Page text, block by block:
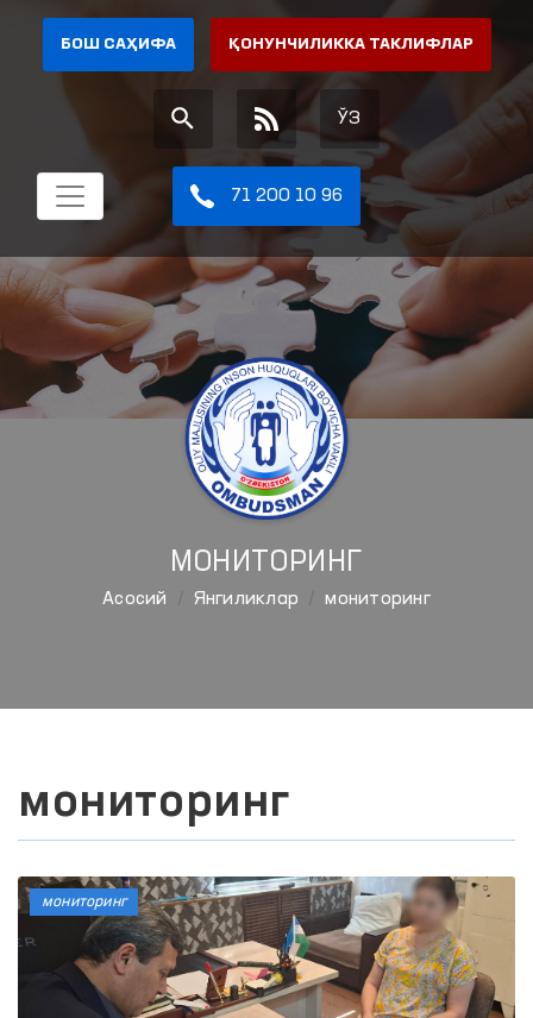
БОШ САҲИФА ҚОНУНЧИЛИККА ТАКЛИФЛАР
ЎЗ
71 200 10 96
МОНИТОРИНГ
Aсосий Янгиликлар мониторинг
мониторинг
мониторинг